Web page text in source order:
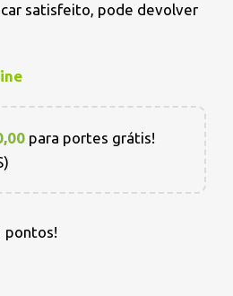
satisfeito, pode devolver
para portes grátis!
pontos!